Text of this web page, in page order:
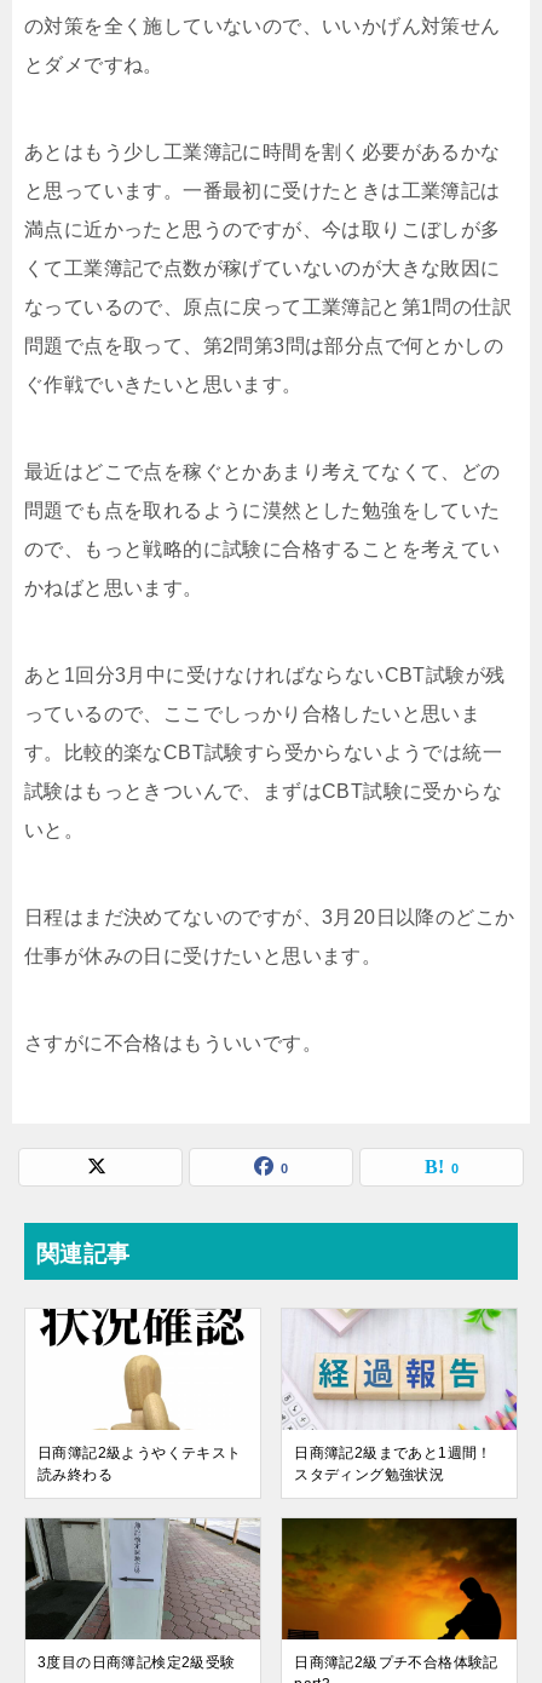
の対策を全く施していないので、いいかげん対策せん
とダメですね。
あとはもう少し工業簿記に時間を割く必要があるかな
と思っています。一番最初に受けたときは工業簿記は
満点に近かったと思うのですが、今は取りこぼしが多
くて工業簿記で点数が稼げていないのが大きな敗因に
なっているので、原点に戻って工業簿記と第1問の仕訳
問題で点を取って、第2問第3問は部分点で何とかしの
ぐ作戦でいきたいと思います。
最近はどこで点を稼ぐとかあまり考えてなくて、どの
問題でも点を取れるように漠然とした勉強をしていた
ので、もっと戦略的に試験に合格することを考えてい
かねばと思います。
あと1回分3月中に受けなければならないCBT試験が残
っているので、ここでしっかり合格したいと思いま
す。比較的楽なCBT試験すら受からないようでは統一
試験はもっときついんで、まずはCBT試験に受からな
いと。
日程はまだ決めてないのですが、3月20日以降のどこか
仕事が休みの日に受けたいと思います。
さすがに不合格はもういいです。
0 0
関連記事
日商簿記2級ようやくテキスト
読み終わる
日商簿記2級まであと1週間！
スタディング勉強状況
3度目の日商簿記検定2級受験
日商簿記2級プチ不合格体験記